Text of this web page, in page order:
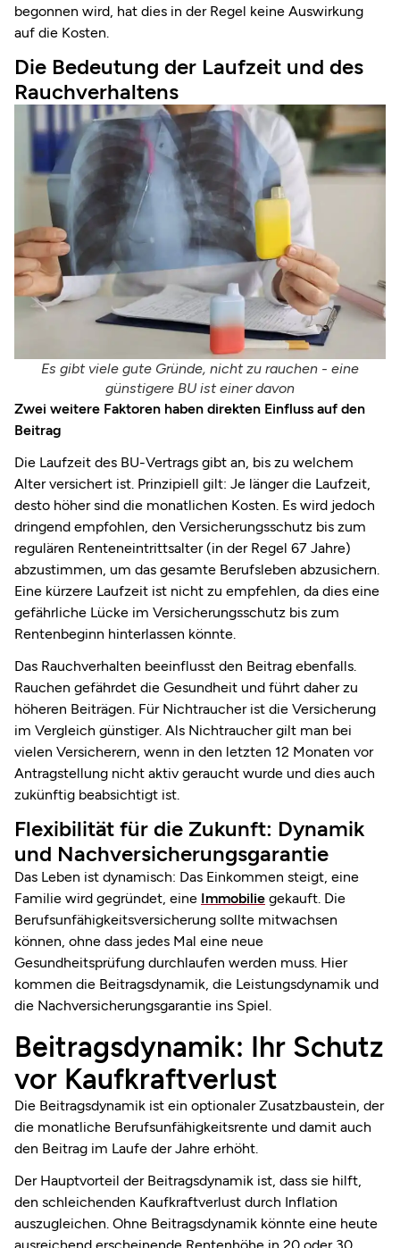
begonnen wird, hat dies in der Regel keine Auswirkung
auf die Kosten.
Die Bedeutung der Laufzeit und des
Rauchverhaltens
Es gibt viele gute Gründe, nicht zu rauchen - eine
günstigere BU ist einer davon
Zwei weitere Faktoren haben direkten Einfluss auf den
Beitrag
Die Laufzeit des BU-Vertrags gibt an, bis zu welchem
Alter versichert ist. Prinzipiell gilt: Je länger die Laufzeit,
desto höher sind die monatlichen Kosten. Es wird jedoch
dringend empfohlen, den Versicherungsschutz bis zum
regulären Renteneintrittsalter (in der Regel 67 Jahre)
abzustimmen, um das gesamte Berufsleben abzusichern.
Eine kürzere Laufzeit ist nicht zu empfehlen, da dies eine
gefährliche Lücke im Versicherungsschutz bis zum
Rentenbeginn hinterlassen könnte.
Das Rauchverhalten beeinflusst den Beitrag ebenfalls.
Rauchen gefährdet die Gesundheit und führt daher zu
höheren Beiträgen. Für Nichtraucher ist die Versicherung
im Vergleich günstiger. Als Nichtraucher gilt man bei
vielen Versicherern, wenn in den letzten 12 Monaten vor
Antragstellung nicht aktiv geraucht wurde und dies auch
zukünftig beabsichtigt ist.
Flexibilität für die Zukunft: Dynamik
und Nachversicherungsgarantie
Das Leben ist dynamisch: Das Einkommen steigt, eine
Familie wird gegründet, eine Immobilie gekauft. Die
Berufsunfähigkeitsversicherung sollte mitwachsen
können, ohne dass jedes Mal eine neue
Gesundheitsprüfung durchlaufen werden muss. Hier
kommen die Beitragsdynamik, die Leistungsdynamik und
die Nachversicherungsgarantie ins Spiel.
Beitragsdynamik: Ihr Schutz
vor Kaufkraftverlust
Die Beitragsdynamik ist ein optionaler Zusatzbaustein, der
die monatliche Berufsunfähigkeitsrente und damit auch
den Beitrag im Laufe der Jahre erhöht.
Der Hauptvorteil der Beitragsdynamik ist, dass sie hilft,
den schleichenden Kaufkraftverlust durch Inflation
auszugleichen. Ohne Beitragsdynamik könnte eine heute